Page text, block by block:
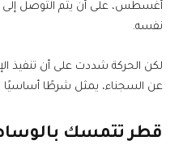
نفسه.
لكن الحركة شددت على أن تنفيذ
عن السجناء، يمثل شرطًا أساسيًا
قطر تتمسك